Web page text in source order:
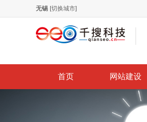
无锡 [切换城市]
首页 网站建设